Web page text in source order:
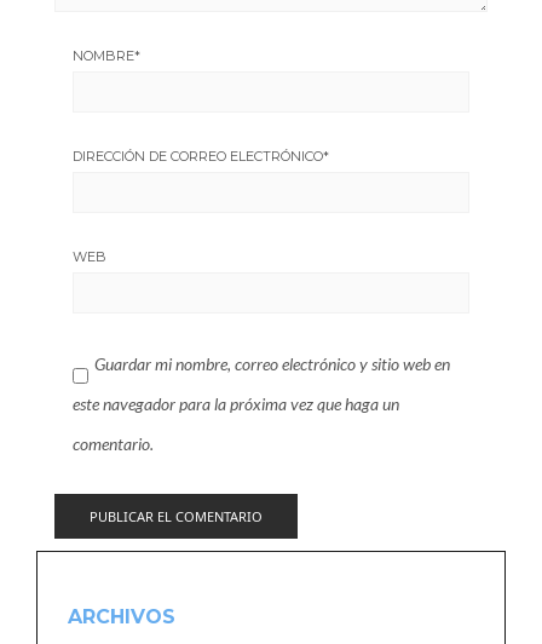
NOMBRE*
DIRECCIÓN DE CORREO ELECTRÓNICO*
WEB
Guardar mi nombre, correo electrónico y sitio web en
este navegador para la próxima vez que haga un
comentario.
ARCHIVOS